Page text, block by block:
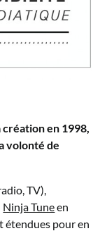
création en 1998,
volonté de
TV),
Ninja Tuneen
étendues pour en